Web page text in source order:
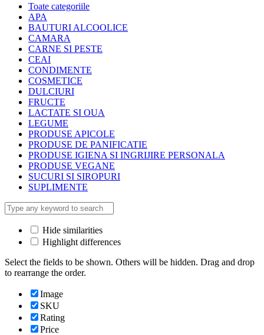
Toate categoriile
APA
BAUTURI ALCOOLICE
CAMARA
CARNE SI PESTE
CEAI
CONDIMENTE
COSMETICE
DULCIURI
FRUCTE
LACTATE SI OUA
LEGUME
PRODUSE APICOLE
PRODUSE DE PANIFICATIE
PRODUSE IGIENA SI INGRIJIRE PERSONALA
PRODUSE VEGANE
SUCURI SI SIROPURI
SUPLIMENTE
Hide similarities
Highlight differences
Select the fields to be shown. Others will be hidden. Drag and drop
to rearrange the order.
Image
SKU
Rating
Price